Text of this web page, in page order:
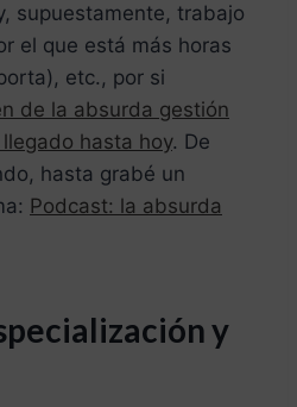
supuestamente, trabajo
el que está más horas
etc., por si
de la absurda gestión
hasta hoy. De
hasta grabé un
Podcast: la absurda
y